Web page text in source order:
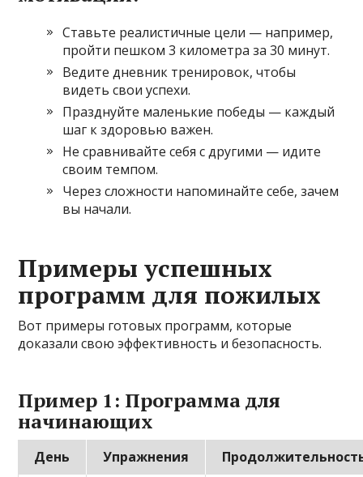
Ставьте реалистичные цели — например,
пройти пешком 3 километра за 30 минут.
Ведите дневник тренировок, чтобы
видеть свои успехи.
Празднуйте маленькие победы — каждый
шаг к здоровью важен.
Не сравнивайте себя с другими — идите
своим темпом.
Через сложности напоминайте себе, зачем
вы начали.
Примеры успешных
программ для пожилых
Вот примеры готовых программ, которые
доказали свою эффективность и безопасность.
Пример 1: Программа для
начинающих
День Упражнения